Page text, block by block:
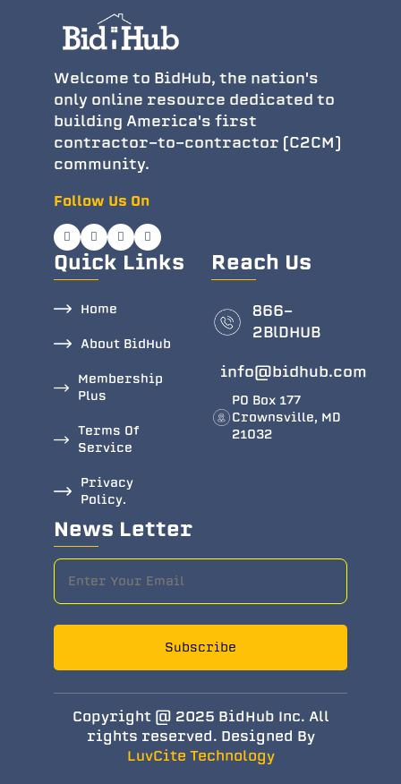
Welcome to BidHub, the nation's
only online resource dedicated to
building America's first
contractor-to-contractor (C2CM)
community.
Follow Us On
Quick Links
Home
About BidHub
Membership
Plus
Terms Of
Service
Privacy
Policy.
Reach Us
866-
2BlDHUB
info@bidhub.com
PO Box 177
Crownsville, MD
21032
News Letter
Subscribe
Copyright @ 2025 BidHub Inc. All
rights reserved. Designed By
LuvCite Technology